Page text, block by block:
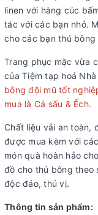
linen với hàng cúc
tác với các bạn nhỏ.
cho các bạn thú bông
Trang phục mặc vừa
của Tiệm tạp hoá Nhà
bông đội mũ tốt
mua là Cá sấu & Ếch.
Chất liệu vải an toàn,
được mua kèm với
món quà hoàn hảo
đồ cho thú bông theo
độc đáo, thú vị.
Thông tin sản phẩm: